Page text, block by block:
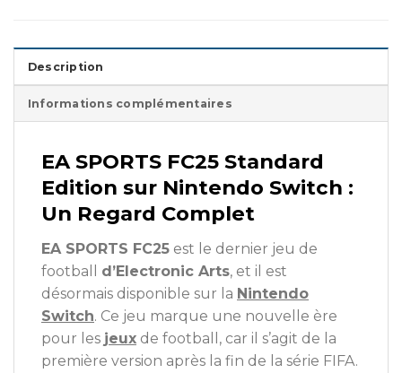
Description
Informations complémentaires
EA SPORTS FC25 Standard
Edition sur Nintendo Switch :
Un Regard Complet
EA SPORTS FC25 est le dernier jeu de
football d’Electronic Arts, et il est
désormais disponible sur la Nintendo
Switch. Ce jeu marque une nouvelle ère
pour les jeux de football, car il s’agit de la
première version après la fin de la série FIFA.